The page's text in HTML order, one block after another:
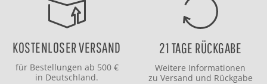
KOSTENLOSER VERSAND
für Bestellungen ab 500 €
in Deutschland.
21 TAGE RÜCKGABE
Weitere Informationen
zu Versand und Rückgabe